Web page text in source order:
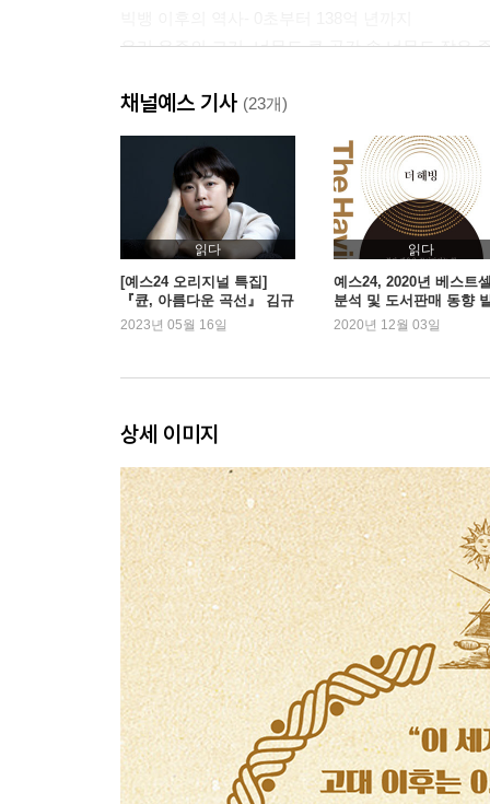
우리 우주의 크기- 너무도 큰 공간 속 너무도 작은
생명의 탄생- 생명은 어떻게 시작되었나
진화에 대하여- 진화론에 대한 오해와 진실
인류의 탄생- 각지로 퍼져나간 현생인류
문명의 탄생- 세계 4대 문명과 인간의 삶
길가메시 서사시- 인간에 대한 가장 오래된 보고서
3. 베다 : 우주와 자아
위대한 스승들- 왜 그들은 축의 시대에 등장했는가
범아일여의 현대적 의미- 자아, 세계 그리고 관계
사회적 영향- 내면을 탐구하는 자들의 시대
우파니샤드의 문제- 모든 종교가 갖게 되는 고민
바가바드 기타- 세속과 탈속의 화해
힌두교의 세계관- 인도 정신의 종합
4. 도가 : 도리와 덕성
역사적 배경- 신화와 역사의 경계는 어디인가
노자의 생애와 사상- 탈속의 철학자
도덕경의 내용- 우주의 질서와 내면의 질서
노자와 공자의 만남- 두 가지 삶의 태도
공자의 생애와 사상- 세속의 철학자
채널예스 기사 (23개)
읽다
[예스24 오리지널 특집]
『큔, 아름다운 곡선』 김규
림 작가 인터뷰
2023년 05월 16일
읽다
예스24, 2020년 베스트
분석 및 도서판매 동향
2020년 12월 03일
상세 이미지